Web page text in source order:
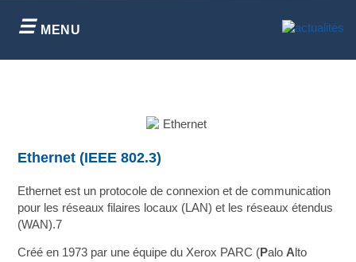
MENU
Ethernet (IEEE 802.3)
Ethernet est un protocole de connexion et de communication
pour les réseaux filaires locaux (LAN) et les réseaux étendus
(WAN).7
Créé en 1973 par une équipe du Xerox PARC (Palo A lto